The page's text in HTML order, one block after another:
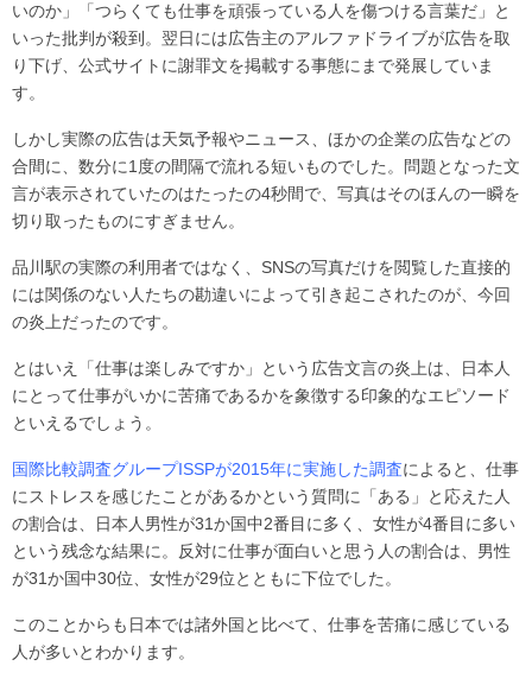
いのか」「つらくても仕事を頑張っている人を傷つける言葉だ」と
いった批判が殺到。翌日には広告主のアルファドライブが広告を取
り下げ、公式サイトに謝罪文を掲載する事態にまで発展していま
す。
しかし実際の広告は天気予報やニュース、ほかの企業の広告などの
合間に、数分に1度の間隔で流れる短いものでした。問題となった文
言が表示されていたのはたったの4秒間で、写真はそのほんの一瞬を
切り取ったものにすぎません。
品川駅の実際の利用者ではなく、SNSの写真だけを閲覧した直接的
には関係のない人たちの勘違いによって引き起こされたのが、今回
の炎上だったのです。
とはいえ「仕事は楽しみですか」という広告文言の炎上は、日本人
にとって仕事がいかに苦痛であるかを象徴する印象的なエピソード
といえるでしょう。
国際比較調査グループISSPが2015年に実施した調査によると、仕事
にストレスを感じたことがあるかという質問に「ある」と応えた人
の割合は、日本人男性が31か国中2番目に多く、女性が4番目に多い
という残念な結果に。反対に仕事が面白いと思う人の割合は、男性
が31か国中30位、女性が29位とともに下位でした。
このことからも日本では諸外国と比べて、仕事を苦痛に感じている
人が多いとわかります。